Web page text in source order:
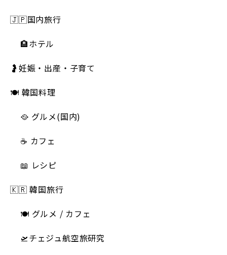
🇯🇵国内旅行
🏨ホテル
🤰妊娠・出産・子育て
🍽 韓国料理
🥘 グルメ(国内)
☕️ カフェ
📖 レシピ
🇰🇷 韓国旅行
🍽 グルメ / カフェ
🛫チェジュ航空旅研究